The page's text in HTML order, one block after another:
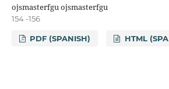
ojsmasterfgu ojsmasterfgu
154 -156
PDF (SPANISH) HTML